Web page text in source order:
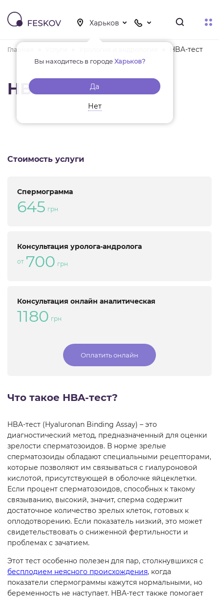
Вы находитесь в городеХарьков?
Да
Нет
Главная HBA-тест
HBA-тест
Стоимость услуги
Спермограмма
645 грн
Консультация уролога-андролога
от 700 грн
Консультация онлайн аналитическая
1180 грн
Оплатить онлайн
Что такое HBA-тест?
HBA-тест (Hyaluronan Binding Assay) – это
диагностический метод, предназначенный для оценки
зрелости сперматозоидов. В норме зрелые
сперматозоиды обладают специальными рецепторами,
которые позволяют им связываться с гиалуроновой
кислотой, присутствующей в оболочке яйцеклетки.
Если процент сперматозоидов, способных к такому
связыванию, высокий, значит, сперма содержит
достаточное количество зрелых клеток, готовых к
оплодотворению. Если показатель низкий, это может
свидетельствовать о сниженной фертильности и
проблемах с зачатием.
Этот тест особенно полезен для пар, столкнувшихся с
бесплодием неясного происхождения, когда
показатели спермограммы кажутся нормальными, но
беременность не наступает. HBA-тест также помогает